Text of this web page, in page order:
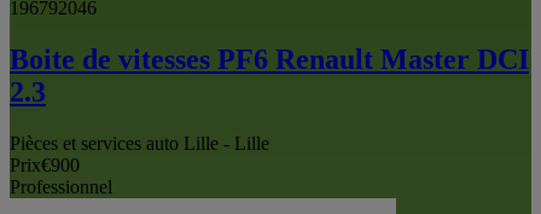
196792046
Boite de vitesses PF6 Renault Master DCI
2.3
Pièces et services auto Lille - Lille
Prix€900
Professionnel